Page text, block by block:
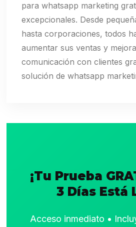
para whatsapp marketing
excepcionales. Desde
hasta corporaciones, todos
aumentar sus ventas y
comunicación con clientes
solución de whatsapp
¡Tu Prueba
3 Días Está
Acceso inmediato •